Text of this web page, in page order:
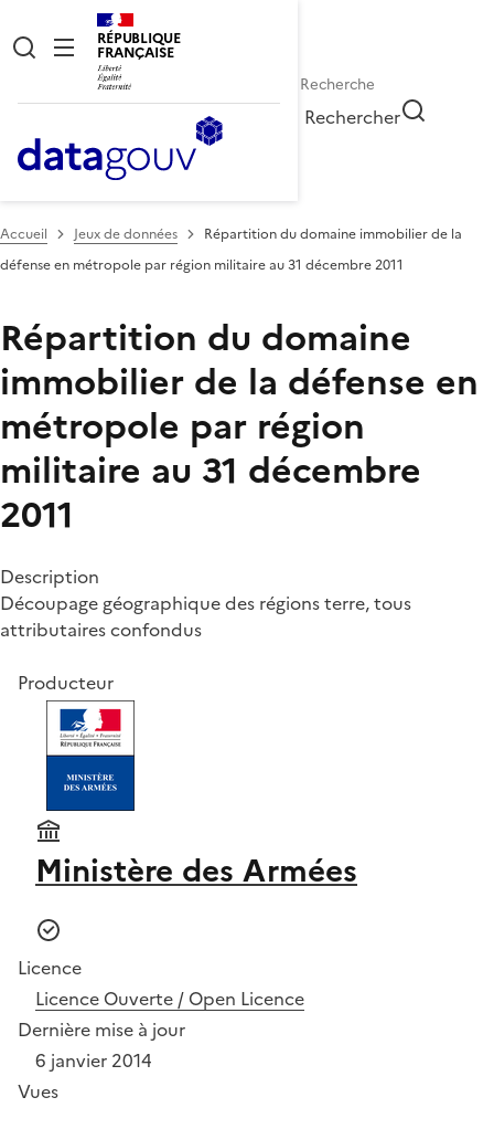
RÉPUBLIQUE
FRANÇAISE
Rechercher
Accueil Jeux de données
Répartition du domaine immobilier de la
défense en métropole par région militaire au 31 décembre 2011
Répartition du domaine
immobilier de la défense en
métropole par région
militaire au 31 décembre
2011
Description
Découpage géographique des régions terre, tous
attributaires confondus
Producteur
Ministère des Armées
Licence
Licence Ouverte / Open Licence
Dernière mise à jour
6 janvier 2014
Vues